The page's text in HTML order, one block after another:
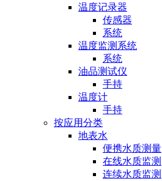
温度记录器
传感器
系统
温度监测系统
系统
油品测试仪
手持
温度计
手持
按应用分类
地表水
便携水质测量
在线水质监测
连续水质监测